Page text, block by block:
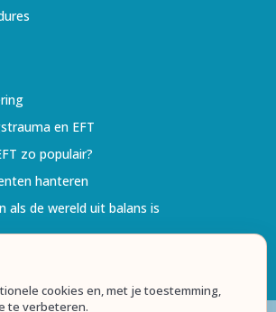
en EFT
zo populair?
hanteren
als de wereld uit balans is
cookies en, met je toestemming,
te verbeteren.